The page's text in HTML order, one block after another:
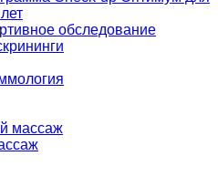
обследование
массаж